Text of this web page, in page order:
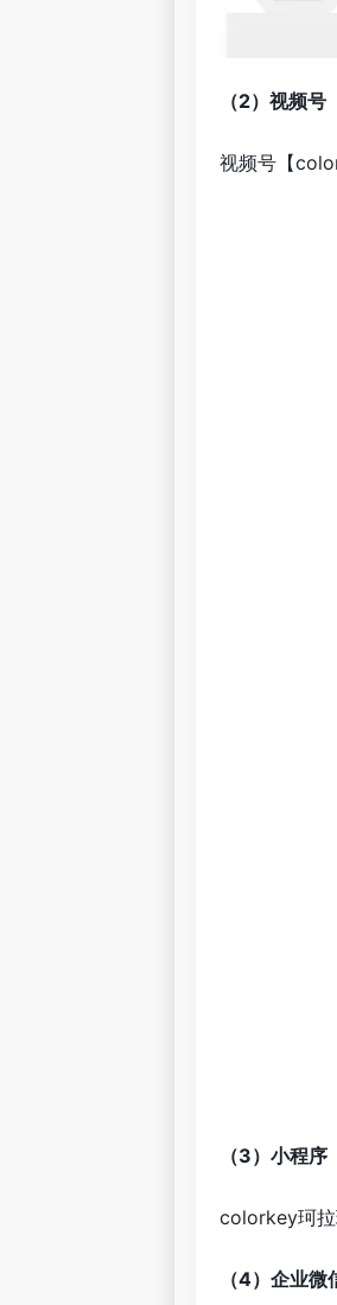
（2）视频号
视频号【
（3）小程序
colorkey珂拉
（4）企业